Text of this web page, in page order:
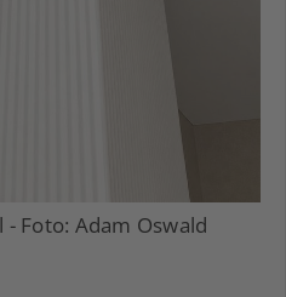
- Foto: Adam Oswald